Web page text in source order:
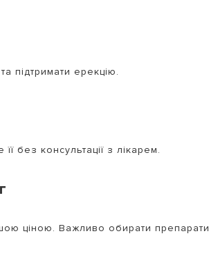
підтримати ерекцію.
без консультації з лікарем.
ціною. Важливо обирати препарати